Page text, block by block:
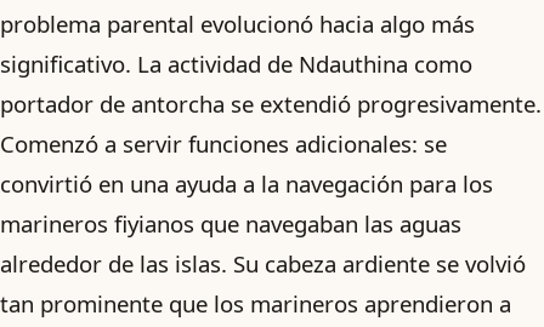
problema parental evolucionó hacia algo más
significativo. La actividad de Ndauthina como
portador de antorcha se extendió progresivamente.
Comenzó a servir funciones adicionales: se
convirtió en una ayuda a la navegación para los
marineros fiyianos que navegaban las aguas
alrededor de las islas. Su cabeza ardiente se volvió
tan prominente que los marineros aprendieron a